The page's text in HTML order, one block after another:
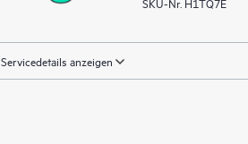
Servicedetails anzeigen